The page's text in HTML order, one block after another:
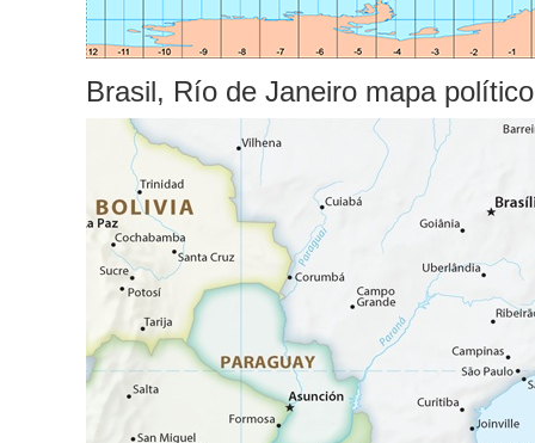
Brasil, Río de Janeiro mapa político